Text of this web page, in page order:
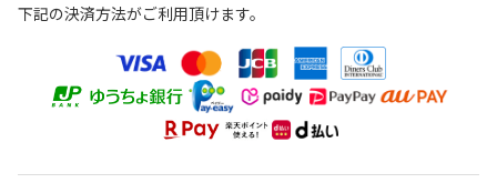
下記の決済方法がご利用頂けます。